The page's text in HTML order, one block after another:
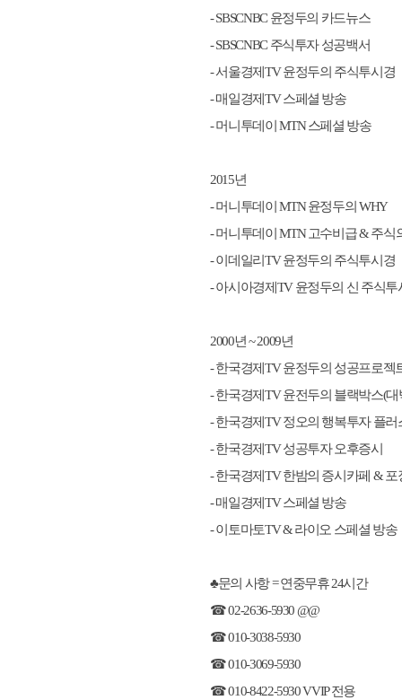
- SBSCNBC 윤정두의 카드뉴스
- SBSCNBC 주식투자 성공백서
- 서울경제TV 윤정두의 주식투시경
- 매일경제TV 스페셜 방송
- 머니투데이 MTN 스페셜 방송
2015년
- 머니투데이 MTN 윤정두의 WHY
- 머니투데이 MTN 고수비급 & 주식
- 이데일리TV 윤정두의 주식투시경
- 아시아경제TV 윤정두의 신 주식투
2000년 ~ 2009년
- 한국경제TV 윤정두의 성공프로젝
- 한국경제TV 윤전두의 블랙박스(대
- 한국경제TV 정오의 행복투자 플러
- 한국경제TV 성공투자 오후증시
- 한국경제TV 한밤의 증시카페 & 포
- 매일경제TV 스페셜 방송
- 이토마토TV & 라이오 스페셜 방송
♣문의 사항 = 연중무휴 24시간
☎ 02-2636-5930 @@
☎ 010-3038-5930
☎ 010-3069-5930
☎ 010-8422-5930 VVIP 전용